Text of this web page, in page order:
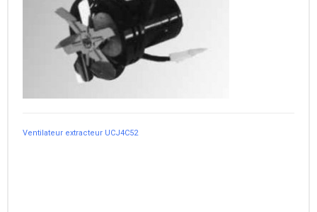
Ventilateur extracteur UCJ4C52